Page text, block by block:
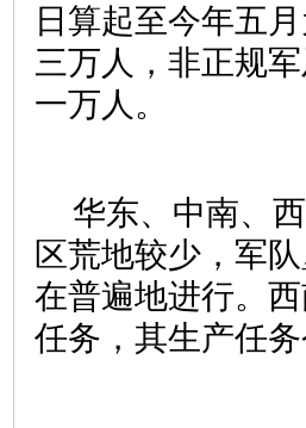
日算起至今年五
三万人，非正规
一万人。
华东、中南、
区荒地较少，军
在普遍地进行。
任务，其生产任